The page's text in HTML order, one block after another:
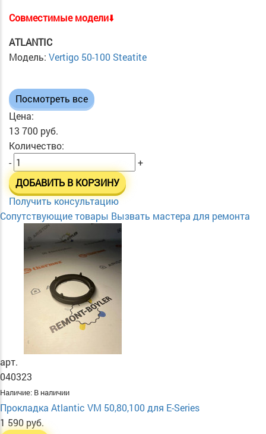
Cовместимые модели⬇️
ATLANTIC
Модель: Vertigo 50-100 Steatite
Посмотреть все
Цена:
13 700 руб.
Количество:
-
+
ДОБАВИТЬ В КОРЗИНУ
Получить консультацию
Сопутствующие товары Вызвать мастера для ремонта
арт.
040323
Наличие: В наличии
Прокладка Atlantic VM 50,80,100 для E-Series
1 590 руб.